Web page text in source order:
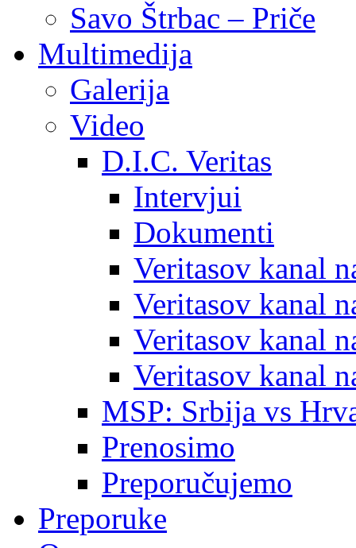
Savo Štrbac – Priče
Multimedija
Galerija
Video
D.I.C. Veritas
Intervjui
Dokumenti
Veritasov kanal
Veritasov kanal
Veritasov kanal
Veritasov kanal
MSP: Srbija vs
Prenosimo
Preporučujemo
Preporuke